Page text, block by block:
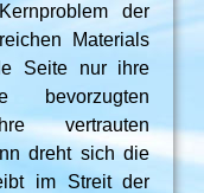
der
Materials
Seite nur ihre
bevorzugten
vertrauten
dreht sich die
im Streit der